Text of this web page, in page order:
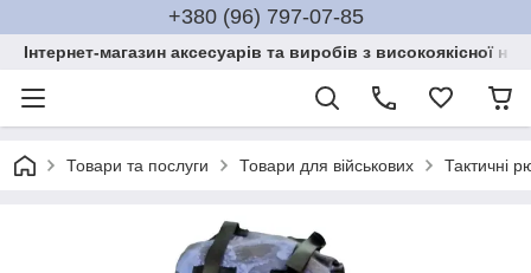
+380 (96) 797-07-85
Інтернет-магазин аксесуарів та виробів з високоякісної
Товари та послуги Товари для військових Тактичні